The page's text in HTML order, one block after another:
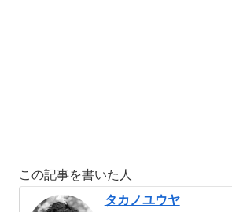
この記事を書いた人
タカノユウヤ